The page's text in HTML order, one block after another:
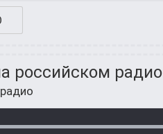
российском радио